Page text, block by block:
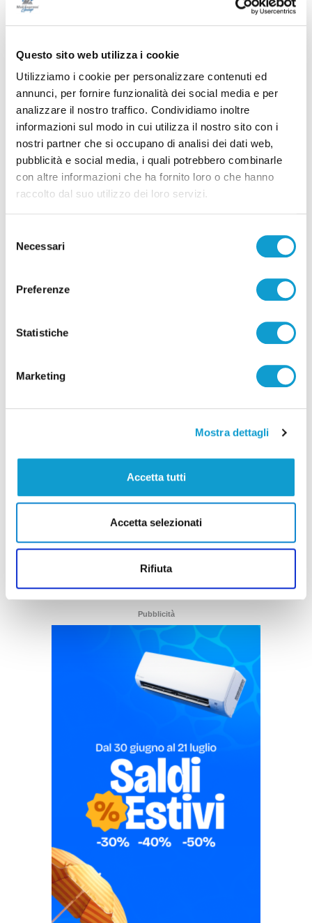
Questo sito web utilizza i cookie
Utilizziamo i cookie per personalizzare contenuti ed
annunci, per fornire funzionalità dei social media e per
analizzare il nostro traffico. Condividiamo inoltre
informazioni sul modo in cui utilizza il nostro sito con i
nostri partner che si occupano di analisi dei dati web,
pubblicità e social media, i quali potrebbero combinarle
con altre informazioni che ha fornito loro o che hanno
raccolto dal suo utilizzo dei loro servizi.
delNecessari
Preferenze
Statistiche
Marketing
Mostra dettagli
Accetta tutti
Accetta selezionati
Rifiuta
Tirreno-Adriatico, come cambia la viabilità sabato e
Blitz antidroga al Montelago Celtic Festival:
12 persone segnalate
di Rossella Luciani
Pubblicità